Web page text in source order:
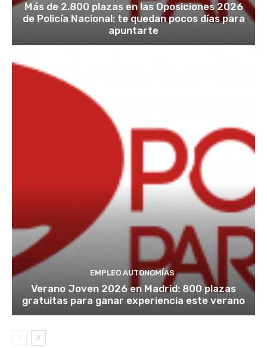
Más de 2.800 plazas en las Oposiciones 2026
de Policía Nacional: te quedan pocos días para
apuntarte
EMPLEO AUTONOMÍAS
Verano Joven 2026 en Madrid: 800 plazas
gratuitas para ganar experiencia este verano